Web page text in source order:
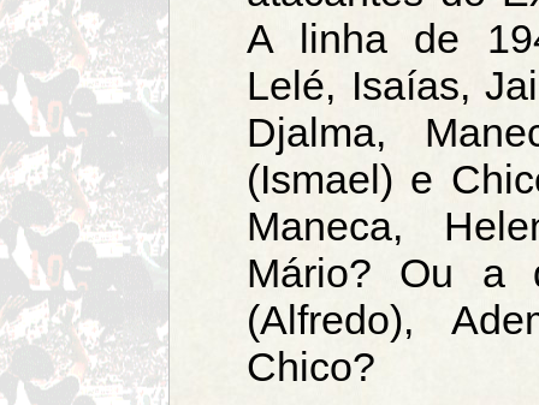
A linha de
Lelé, Isaías,
Djalma,
(Ismael) e
Maneca,
Mário? Ou a
(Alfredo),
Chico?